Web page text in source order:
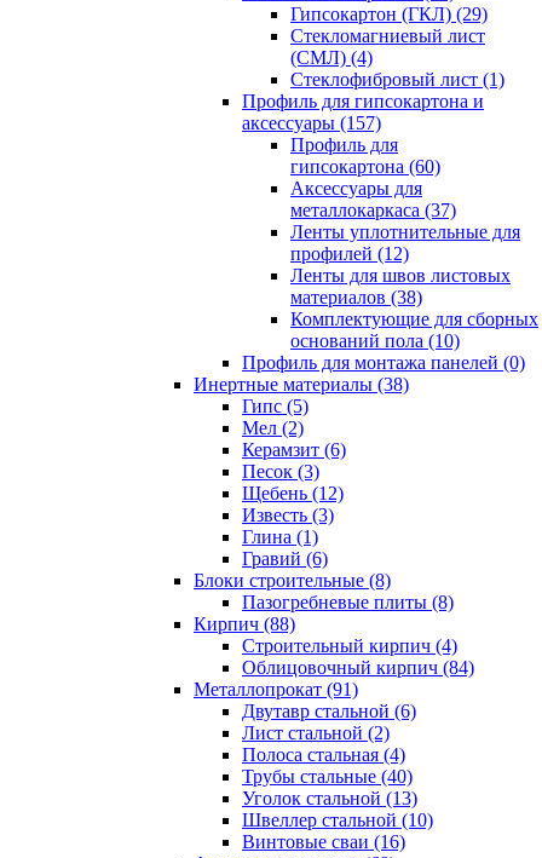
Гипсокартон (ГКЛ) (29)
Стекломагниевый лист
(СМЛ) (4)
Cтеклофибровый лист (1)
Профиль для гипсокартона и
аксессуары (157)
Профиль для
гипсокартона (60)
Аксессуары для
металлокаркаса (37)
Ленты уплотнительные для
профилей (12)
Ленты для швов листовых
материалов (38)
Комплектующие для сборных
оснований пола (10)
Профиль для монтажа панелей (0)
Инертные материалы (38)
Гипс (5)
Мел (2)
Керамзит (6)
Песок (3)
Щебень (12)
Известь (3)
Глина (1)
Гравий (6)
Блоки строительные (8)
Пазогребневые плиты (8)
Кирпич (88)
Строительный кирпич (4)
Облицовочный кирпич (84)
Металлопрокат (91)
Двутавр стальной (6)
Лист стальной (2)
Полоса стальная (4)
Трубы стальные (40)
Уголок стальной (13)
Швеллер стальной (10)
Винтовые сваи (16)